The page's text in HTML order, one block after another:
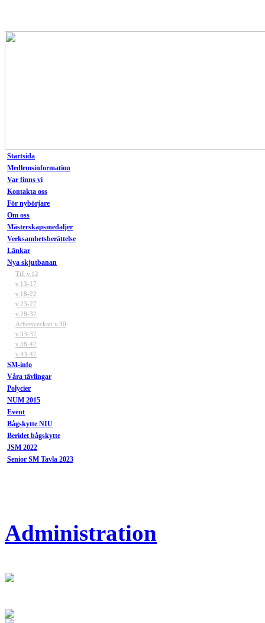
Startsida
Medlemsinformation
Var finns vi
Kontakta oss
För nybörjare
Om oss
Mästerskapsmedaljer
Verksamhetsberättelse
Länkar
Nya skjutbanan
Till v.12
v.13-17
v.18-22
v.23-27
v.28-32
Arbetsveckan v.30
v.33-37
v.38-42
v.43-47
SM-info
Våra tävlingar
Polycier
NUM 2015
Event
Bågskytte NIU
Beridet bågskytte
JSM 2022
Senior SM Tavla 2023
Administration